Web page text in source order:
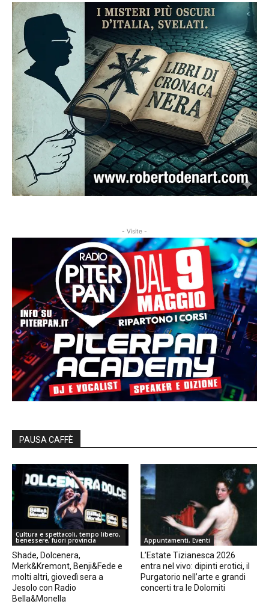
- Visite -
PAUSA CAFFÈ
Cultura e spettacoli, tempo libero,
benessere, fuori provincia
Shade, Dolcenera,
Merk&Kremont, Benji&Fede e
molti altri, giovedì sera a
Jesolo con Radio
Bella&Monella
Appuntamenti, Eventi
L’Estate Tizianesca 2026
entra nel vivo: dipinti erotici, il
Purgatorio nell’arte e grandi
concerti tra le Dolomiti